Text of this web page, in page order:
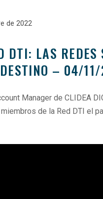
de 2022
DTI: LAS REDES
– 04/
Manager de CLIDEA
de la Red DTI el